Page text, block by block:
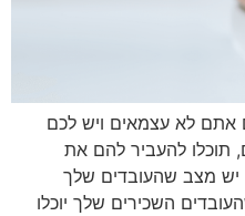
אתם לא עצמאים ויש לכם
תוכלו להעביר להם את
יש מצב שהעובדים שלך
השכירים שלך יוכלו